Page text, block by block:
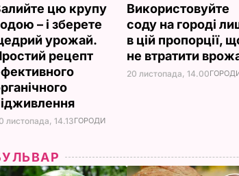
цю крупу
– і зберете
урожай.
рецепт
листопада, 14.13ГОРОДИ
Використовуйте
соду на городі
в цій пропорції,
не втратити
20 листопада, 14.00